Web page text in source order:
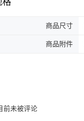
格
商品尺寸
商品附件
前未被评论